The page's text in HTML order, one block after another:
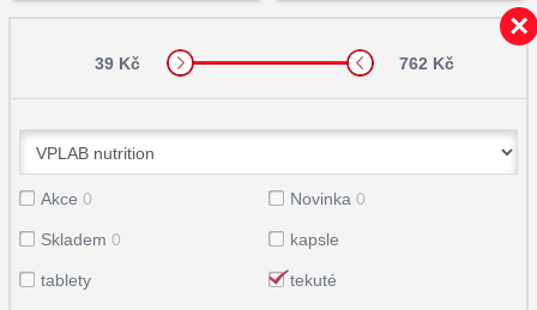
39 Kč 762 Kč
Akce 0 Novinka 0
Skladem 0 kapsle
tablety tekuté